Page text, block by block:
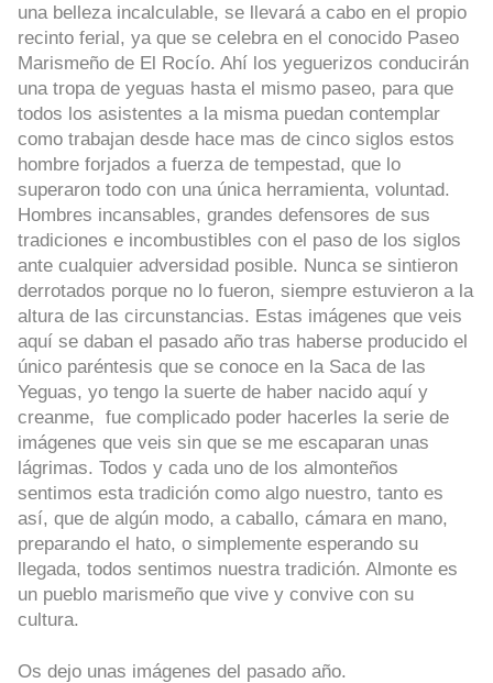
una belleza incalculable, se llevará a cabo en el propio
recinto ferial, ya que se celebra en el conocido Paseo
Marismeño de El Rocío. Ahí los yeguerizos conducirán
una tropa de yeguas hasta el mismo paseo, para que
todos los asistentes a la misma puedan contemplar
como trabajan desde hace mas de cinco siglos estos
hombre forjados a fuerza de tempestad, que lo
superaron todo con una única herramienta, voluntad.
Hombres incansables, grandes defensores de sus
tradiciones e incombustibles con el paso de los siglos
ante cualquier adversidad posible. Nunca se sintieron
derrotados porque no lo fueron, siempre estuvieron a la
altura de las circunstancias. Estas imágenes que veis
aquí se daban el pasado año tras haberse producido el
único paréntesis que se conoce en la Saca de las
Yeguas, yo tengo la suerte de haber nacido aquí y
creanme, fue complicado poder hacerles la serie de
imágenes que veis sin que se me escaparan unas
lágrimas. Todos y cada uno de los almonteños
sentimos esta tradición como algo nuestro, tanto es
así, que de algún modo, a caballo, cámara en mano,
preparando el hato, o simplemente esperando su
llegada, todos sentimos nuestra tradición. Almonte es
un pueblo marismeño que vive y convive con su
cultura.
Os dejo unas imágenes del pasado año.